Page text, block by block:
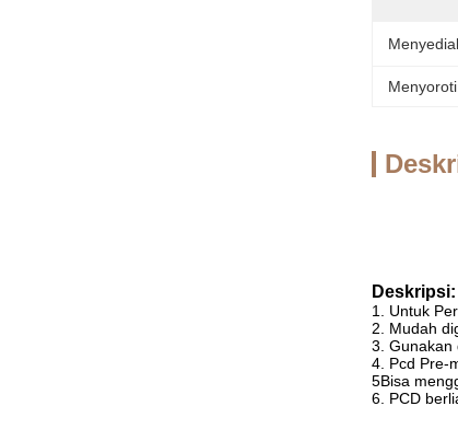
Deskripsi:
1. Untuk
2. Mudah
3. Gunakan
4. Pcd Pre-
5Bisa
6. PCD